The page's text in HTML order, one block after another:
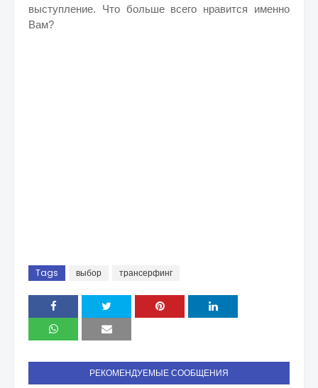
выступление. Что больше всего нравится именно
Вам?
Tags выбор трансерфинг
РЕКОМЕНДУЕМЫЕ СООБЩЕНИЯ